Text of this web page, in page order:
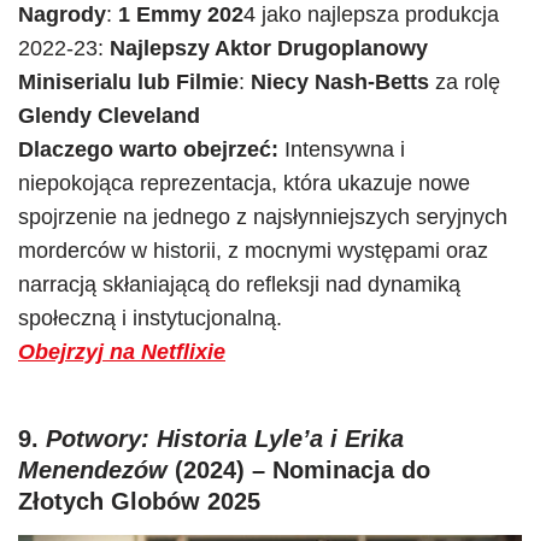
Nagrody: 1 Emmy 2024 jako najlepsza produkcja
2022-23: Najlepszy Aktor Drugoplanowy
Miniserialu lub Filmie: Niecy Nash-Betts za rolę
Glendy Cleveland
Dlaczego warto obejrzeć: Intensywna i
niepokojąca reprezentacja, która ukazuje nowe
spojrzenie na jednego z najsłynniejszych seryjnych
morderców w historii, z mocnymi występami oraz
narracją skłaniającą do refleksji nad dynamiką
społeczną i instytucjonalną.
Obejrzyj na Netflixie
9. Potwory: Historia Lyle’a i Erika
Menendezów(2024) – Nominacja do
Złotych Globów 2025